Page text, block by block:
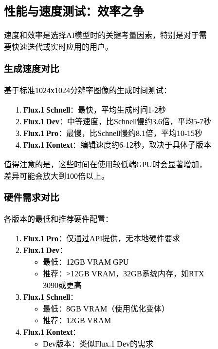
性能与速度测试：效率之争
速度和效率是选择AI模型时的关键考量因素，特别是对于需
要快速迭代或实时应用的用户。
生成速度对比
基于标准1024x1024分辨率图像的生成时间测试：
Flux.1 Schnell：最快，平均生成时间1-2秒
Flux.1 Dev：中等速度，比Schnell慢约3.6倍，平均5-7秒
Flux.1 Pro：最慢，比Schnell慢约8.1倍，平均10-15秒
Flux.1 Kontext：编辑速度约6-12秒，取决于具体子版本
值得注意的是，这些时间在使用较低端GPU时会显著增加，
差异可能会放大到100倍以上。
硬件需求对比
各版本的最低和推荐硬件配置：
Flux.1 Pro：仅通过API提供，无本地硬件要求
Flux.1 Dev：
最低：12GB VRAM GPU
推荐：>12GB VRAM，32GB系统内存，如RTX
3090或更高
Flux.1 Schnell：
最低：8GB VRAM（使用优化变体）
推荐：12GB VRAM
Flux.1 Kontext：
Dev版本：类似Flux.1 Dev的需求